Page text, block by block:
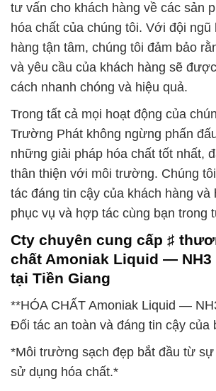
tư vấn cho khách hàng về các sản
hóa chất của chúng tôi. Với đội ngũ
hàng tận tâm, chúng tôi đảm bảo
và yêu cầu của khách hàng sẽ
cách nhanh chóng và hiệu quả.
Trong tất cả mọi hoạt động của
Trường Phát không ngừng phấn
những giải pháp hóa chất tốt nhất,
thân thiện với môi trường. Chúng
tác đáng tin cậy của khách hàng
phục vụ và hợp tác cùng bạn trong
Cty chuyên cung cấp ♯
chất Amoniak Liquid — NH3
tại Tiền Giang
**HÓA CHẤT Amoniak Liquid —
Đối tác an toàn và đáng tin cậy của
*Môi trường sạch đẹp bắt đầu từ sự
sử dụng hóa chất.*